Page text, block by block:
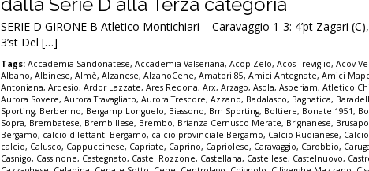
SERIE D GIRONE B Atletico Montichiari – Caravaggio 1-3: 4’pt Zagari
3’st Del […]
Tags: Accademia Sandonatese,Accademia Valseriana,Acop Zelo,Acos Treviglio,Acov
Albano,Albinese,Almè,Alzanese,AlzanoCene,Amatori 85,Amici Antegnate,Amici
Antoniana,Ardesio,Ardor Lazzate,Ares Redona,Arx,Arzago,Asola,Asperiam,Atletico
Aurora Sovere,Aurora Travagliato,Aurora Trescore,Azzano, Badalasco, Bagnatica,
Sporting, Berbenno, Bergamp Longuelo, Biassono, Bm Sporting, Boltiere, Bonate 1951,
Sopra, Brembatese, Brembillese, Brembo, Brianza Cernusco Merate, Brignanese,
Bergamo, calcio dilettanti Bergamo, calcio provinciale Bergamo, Calcio Rudianese,
calcio, Calusco, Cappuccinese, Capriate, Caprino, Capriolese, Caravaggio, Carobbio,
Casnigo, Cassinone, Castegnato, Castel Rozzone, Castellana, Castellese, Castelnuovo,